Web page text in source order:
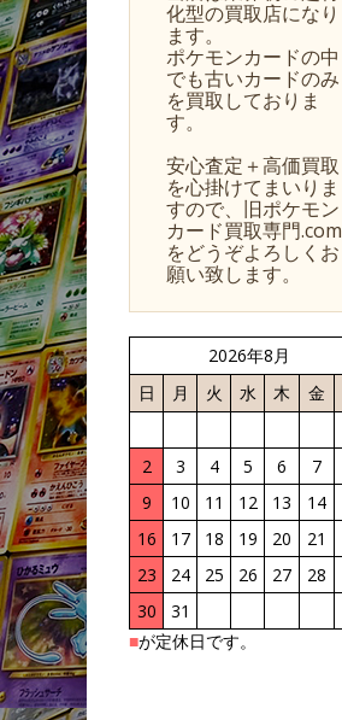
化型の買取店になり
ます。
ポケモンカードの中
でも古いカードのみ
を買取しておりま
す。
安心査定＋高価買取
を心掛けてまいりま
すので、旧ポケモン
カード買取専門.com
をどうぞよろしくお
願い致します。
2026年8月
日
月 火 水 木 金
2
3 4 5 6 7
9
10 11 12 13 14
16
17 18 19 20 21
23
24 25 26 27 28
30
31
■が定休日です。